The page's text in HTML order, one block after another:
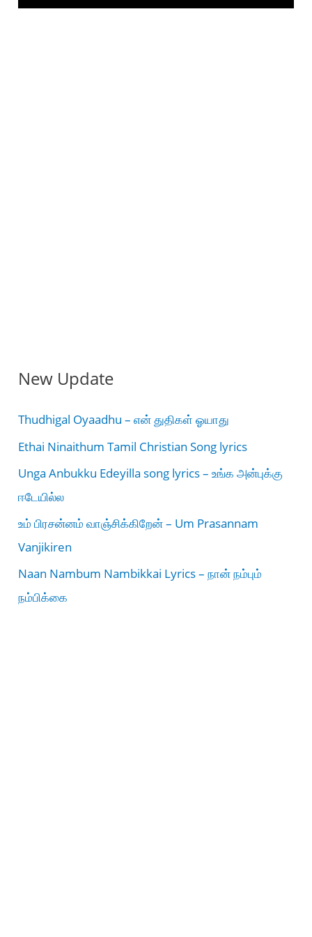
New Update
Thudhigal Oyaadhu – என் துதிகள் ஓயாது
Ethai Ninaithum Tamil Christian Song lyrics
Unga Anbukku Edeyilla song lyrics – உங்க அன்புக்கு
ஈடேயில்ல
உம் பிரசன்னம் வாஞ்சிக்கிறேன் – Um Prasannam
Vanjikiren
Naan Nambum Nambikkai Lyrics – நான் நம்பும்
நம்பிக்கை